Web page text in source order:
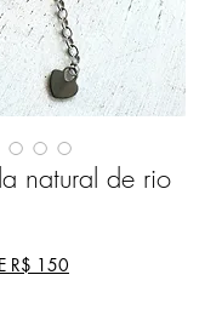
natural de rio
SEM FRETE DESDE R$ 150